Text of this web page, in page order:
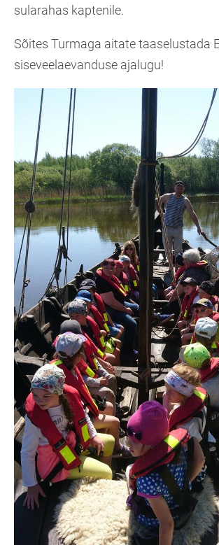
sularahas kaptenile.
Sõites Turmaga aitate taaselustada
siseveelaevanduse ajalugu!